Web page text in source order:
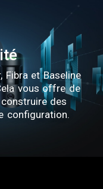
Fibra et Baseline
vous offre de
des
configuration.